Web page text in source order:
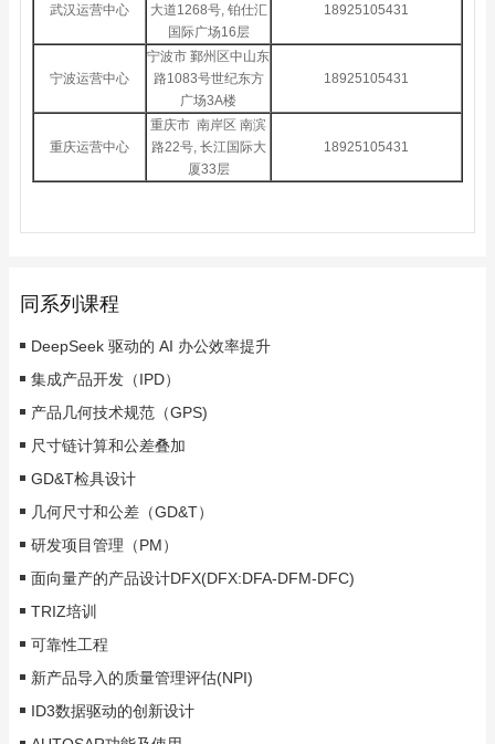
武汉运营中心
大道1268号, 铂仕汇
国际广场16层
18925105431
宁波运营中心
宁波市 鄞州区中山东
路1083号世纪东方
广场3A楼
18925105431
重庆运营中心
重庆市 南岸区 南滨
路22号, 长江国际大
厦33层
18925105431
同系列课程
DeepSeek 驱动的 AI 办公效率提升
集成产品开发（IPD）
产品几何技术规范（GPS)
尺寸链计算和公差叠加
GD&T检具设计
几何尺寸和公差（GD&T）
研发项目管理（PM）
面向量产的产品设计DFX(DFX:DFA-DFM-DFC)
TRIZ培训
可靠性工程
新产品导入的质量管理评估(NPI)
ID3数据驱动的创新设计